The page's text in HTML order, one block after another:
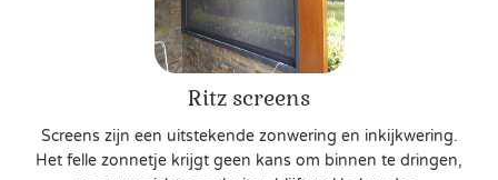
Ritz screens
Screens zijn een uitstekende zonwering en inkijkwering.
Het felle zonnetje krijgt geen kans om binnen te dringen,